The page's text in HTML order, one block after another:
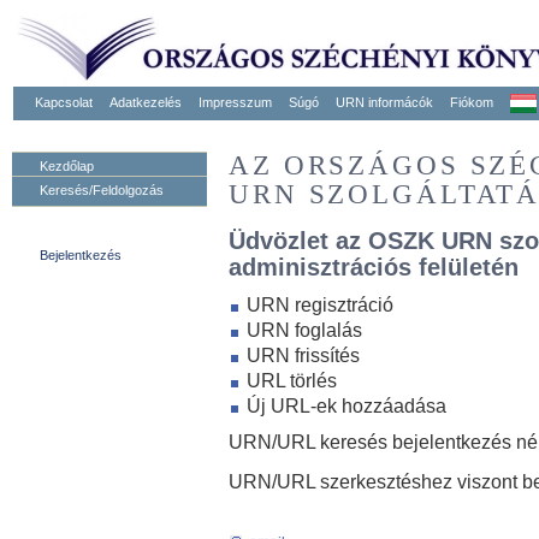
Kapcsolat Adatkezelés Impresszum Súgó URN informácók Fiókom
Kezdőlap
Keresés/Feldolgozás
Bejelentkezés
AZ ORSZÁGOS
URN
Üdvözlet az OSZK URN
adminisztrációs felületén
URN regisztráció
URN foglalás
URN frissítés
URL törlés
Új URL-ek hozzáadása
URN/URL keresés bejelentkezés
URN/URL szerkesztéshez viszont